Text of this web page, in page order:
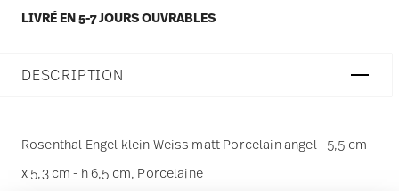
LIVRÉ EN 5-7 JOURS OUVRABLES
DESCRIPTION
Rosenthal Engel klein Weiss matt Porcelain angel - 5,5 cm
x 5,3 cm - h 6,5 cm, Porcelaine